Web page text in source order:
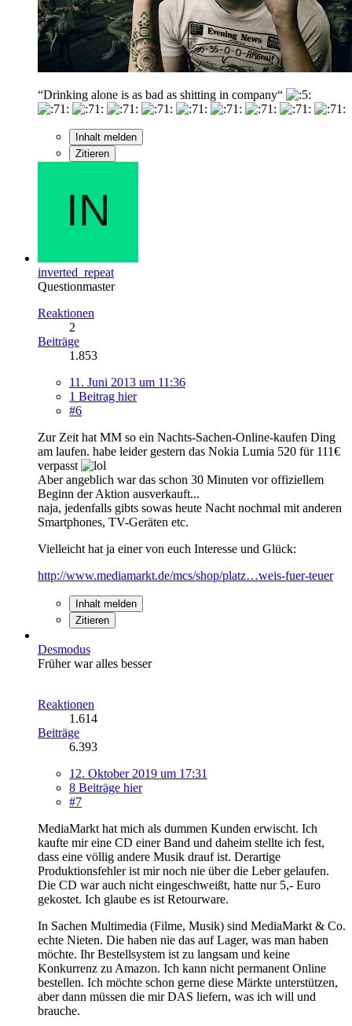
“Drinking alone is as bad as shitting in company“
Inhalt melden
Zitieren
inverted_repeat
Questionmaster
Reaktionen
2
Beiträge
1.853
11. Juni 2013 um 11:36
1 Beitrag hier
#6
Zur Zeit hat MM so ein Nachts-Sachen-Online-kaufen Ding
am laufen. habe leider gestern das Nokia Lumia 520 für 111€
verpasst
Aber angeblich war das schon 30 Minuten vor offiziellem
Beginn der Aktion ausverkauft...
naja, jedenfalls gibts sowas heute Nacht nochmal mit anderen
Smartphones, TV-Geräten etc.
Vielleicht hat ja einer von euch Interesse und Glück:
http://www.mediamarkt.de/mcs/shop/platz…weis-fuer-teuer
Inhalt melden
Zitieren
Desmodus
Früher war alles besser
Reaktionen
1.614
Beiträge
6.393
12. Oktober 2019 um 17:31
8 Beiträge hier
#7
MediaMarkt hat mich als dummen Kunden erwischt. Ich
kaufte mir eine CD einer Band und daheim stellte ich fest,
dass eine völlig andere Musik drauf ist. Derartige
Produktionsfehler ist mir noch nie über die Leber gelaufen.
Die CD war auch nicht eingeschweißt, hatte nur 5,- Euro
gekostet. Ich glaube es ist Retourware.
In Sachen Multimedia (Filme, Musik) sind MediaMarkt & Co.
echte Nieten. Die haben nie das auf Lager, was man haben
möchte. Ihr Bestellsystem ist zu langsam und keine
Konkurrenz zu Amazon. Ich kann nicht permanent Online
bestellen. Ich möchte schon gerne diese Märkte unterstützen,
aber dann müssen die mir DAS liefern, was ich will und
brauche.